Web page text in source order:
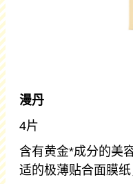
漫丹
4片
含有黄金*成分的美
适的极薄贴合面膜